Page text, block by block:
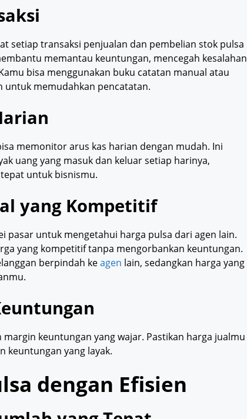
setiap transaksi penjualan dan pembelian stok pulsa
memantau keuntungan, mencegah kesalahan
bisa menggunakan buku catatan manual atau
untuk memudahkan pencatatan.
memonitor arus kas harian dengan mudah. Ini
uang yang masuk dan keluar setiap harinya,
untuk bisnismu.
yang Kompetitif
pasar untuk mengetahui harga pulsa dari agen lain.
yang kompetitif tanpa mengorbankan keuntungan.
berpindah keagen lain, sedangkan harga yang
keuntungan yang wajar. Pastikan harga jualmu
keuntungan yang layak.
dengan Efisien